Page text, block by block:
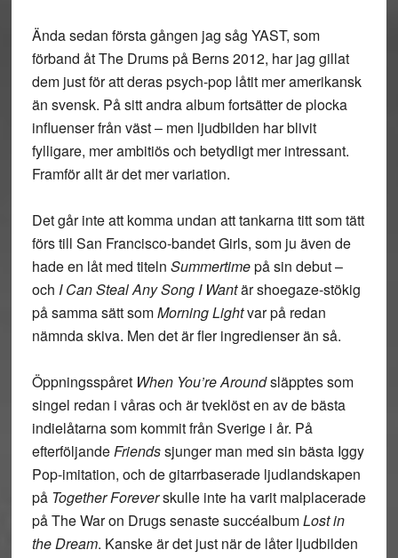
Ända sedan första gången jag såg YAST, som
förband åt The Drums på Berns 2012, har jag gillat
dem just för att deras psych-pop låtit mer amerikansk
än svensk. På sitt andra album fortsätter de plocka
influenser från väst – men ljudbilden har blivit
fylligare, mer ambitiös och betydligt mer intressant.
Framför allt är det mer variation.
Det går inte att komma undan att tankarna titt som tätt
förs till San Francisco-bandet Girls, som ju även de
hade en låt med titeln Summertimepå sin debut –
och I Can Steal Any Song I Wantär shoegaze-stökig
på samma sätt somMorning Lightvar på redan
nämnda skiva. Men det är fler ingredienser än så.
Öppningsspåret When You’re Aroundsläpptes som
singel redan i våras och är tveklöst en av de bästa
indielåtarna som kommit från Sverige i år. På
efterföljandeFriendssjunger man med sin bästa Iggy
Pop-imitation, och de gitarrbaserade ljudlandskapen
på Together Foreverskulle inte ha varit malplacerade
på The War on Drugs senaste succéalbumLost in
the Dream. Kanske är det just när de låter ljudbilden